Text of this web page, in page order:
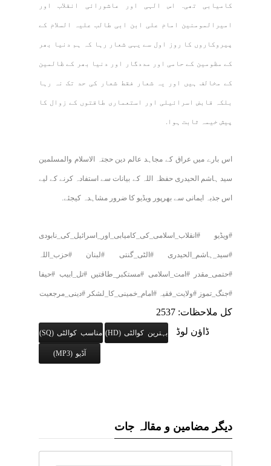
کامیابی تھی. اس الہی اور عاشورائی انقلاب اور
امیرالمومنین امام علی ابن ابی طالب علیہ السلام کے
پیروکاروں کا روز اول سے یہی شعار رہا کہ ہم دنیا بھر
کے مظومین کے حامی اور مددگار اور دنیا بھر کے ظالمین
کے مخالف ہیں اور یہ شعار فقط شعار کی حد تک نہ رہا
بلکہ قابض اسرائیلی اور استعماری طاقتوں کے زوال کا
پیش خیمہ ثابت ہوا.
اس بارے میں عراق کے مجاہد عالم دین حجتہ الاسلام والمسلمین
سید ہاشم الحیدری حفظہ اللہ کے بیانات سے استفادہ کرنے کے لیے
اس جذبہ ایمانی سے بھرپور ویڈیو کا ضرور مشاہدہ کیجئے.
#ویڈیو #انقلاب_اسلامی_کی_کامیابی_اور_اسرائیل_کی_نابودی
#سید_ہاشم_الحیدری #الٹی_گنتی #لبنان #حزب_اللہ
#حتمی_مقدر #امت_اسلامی #مستکبر_طاقتیں #تل_ابیب #حیفا
#جنگ_تموز #ولایت_فقیہ #امام_خمینی_کا_لشکر #دینی_مرجعیت
کل ملاحظات: 2537
ڈاؤن لوڈ
بہترین کوالٹی (HD) مناسب کوالٹی (SQ)
آڈیو (MP3)
دیگر مضامین و مقالہ جات